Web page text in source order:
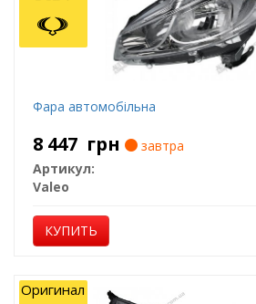
Фара автомобільна
8 447 грн
завтра
Артикул:
Valeo
КУПИТЬ
Оригинал